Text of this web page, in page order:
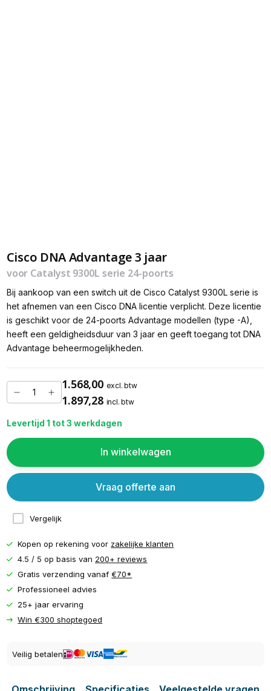
Cisco DNA Advantage 3 jaar
voor Catalyst 9300L serie 24-poorts
Bij aankoop van een switch uit de Cisco Catalyst 9300L serie is
het afnemen van een Cisco DNA licentie verplicht. Deze licentie
is geschikt voor de 24-poorts Advantage modellen (type -A),
heeft een geldigheidsduur van 3 jaar en geeft toegang tot DNA
Advantage beheermogelijkheden.
1.568,00 excl. btw
1.897,28 incl. btw
Levertijd 1 tot 3 werkdagen
In winkelwagen
Vergelijk
Vraag offerte aan
Kopen op rekening voor zakelijke klanten
4.5 / 5 op basis van 200+ reviews
Gratis verzending vanaf€70*
Professioneel advies
25+ jaar ervaring
Win €300 shoptegoed
Veilig betalen